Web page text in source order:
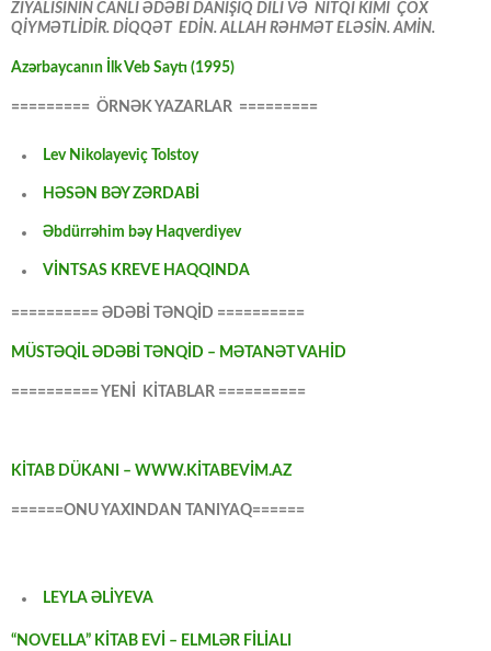
ZİYALISININ CANLI ƏDƏBİ DANIŞIQ DİLİ VƏ NİTQİ KİMİ ÇOX
QİYMƏTLİDİR. DİQQƏT EDİN. ALLAH RƏHMƏT ELƏSİN. AMİN.
Azərbaycanın İlk Veb Saytı (1995)
========= ÖRNƏK YAZARLAR =========
Lev Nikolayeviç Tolstoy
HƏSƏN BƏY ZƏRDABİ
Əbdürrəhim bəy Haqverdiyev
VİNTSAS KREVE HAQQINDA
========== ƏDƏBİ TƏNQİD ==========
MÜSTƏQİL ƏDƏBİ TƏNQİD – MƏTANƏT VAHİD
========== YENİ KİTABLAR ==========
KİTAB DÜKANI – WWW.KİTABEVİM.AZ
======ONU YAXINDAN TANIYAQ======
LEYLA ƏLİYEVA
“NOVELLA” KİTAB EVİ – ELMLƏR FİLİALI